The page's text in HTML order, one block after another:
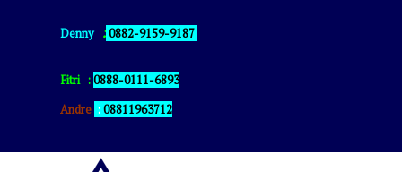
Denny :0882-9159-9187
Fitri :0888-0111-6893
Andre :08811963712